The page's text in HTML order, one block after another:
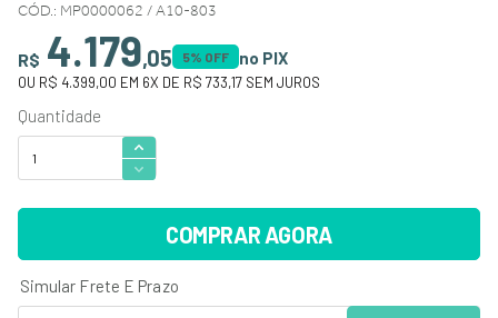
CÓD.: MP0000062 / A10-803
R$ 4.179,05 5% OFF no PIX
OU R$ 4.399,00 EM 6X DE R$ 733,17 SEM JUROS
COMPRAR AGORA